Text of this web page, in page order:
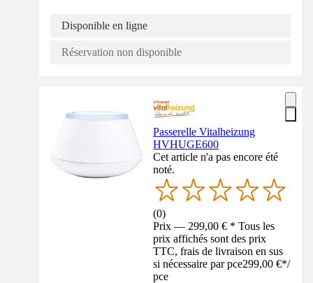
Disponible en ligne
Réservation non disponible
Passerelle Vitalheizung
HVHUGE600
Cet article n'a pas encore été
noté.
(0)
Prix — 299,00 € * Tous les
prix affichés sont des prix
TTC, frais de livraison en sus
si nécessaire par pce299,00 €*/
pce